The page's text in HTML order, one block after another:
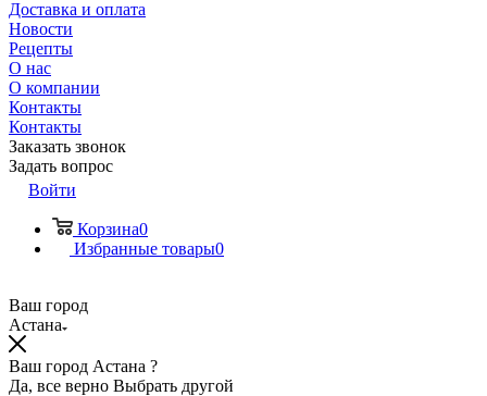
Доставка и оплата
Новости
Рецепты
О нас
О компании
Контакты
Контакты
Заказать звонок
Задать вопрос
Войти
Корзина0
Избранные товары0
Ваш город
Астана
Ваш город Астана ?
Да, все верно Выбрать другой